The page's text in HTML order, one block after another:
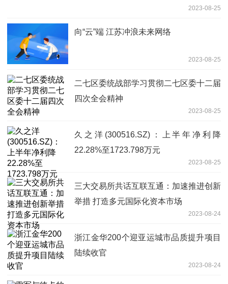
2023-08-25
向“云”端 江苏冲浪未来网络
2023-08-25
二七区委统战部学习贯彻二七区委十二届
四次全会精神
2023-08-25
久之洋(300516.SZ)：上半年净利降
22.28%至1723.798万元
2023-08-25
三大交易所共话互联互通：加速推进创新
举措 打造多元国际化资本市场
2023-08-24
浙江金华200个迎亚运城市品质提升项目
陆续收官
2023-08-24